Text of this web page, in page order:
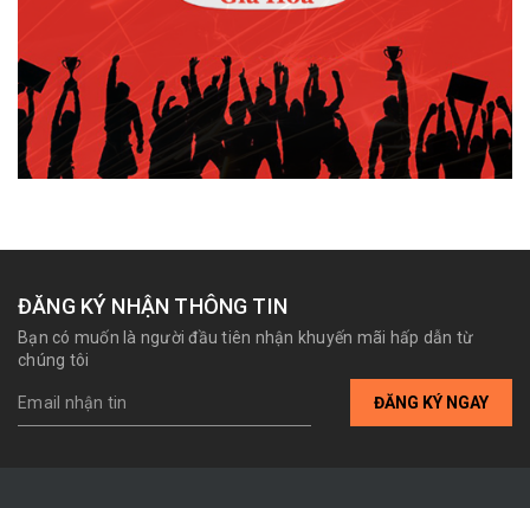
ĐĂNG KÝ NHẬN THÔNG TIN
Bạn có muốn là người đầu tiên nhận khuyến mãi hấp dẫn từ
chúng tôi
ĐĂNG KÝ NGAY